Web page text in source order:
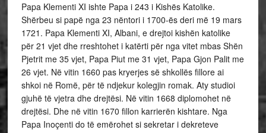
Papa Klementi XI ishte Papa i 243 i Kishës Katolike.
Shërbeu si papë nga 23 nëntori i 1700-ës deri më 19 mars
1721. Papa Klementi XI, Albani, e drejtoi kishën katolike
për 21 vjet dhe rreshtohet i katërti për nga vitet mbas Shën
Pjetrit me 35 vjet, Papa Piut me 31 vjet, Papa Gjon Palit me
26 vjet. Në vitin 1660 pas kryerjes së shkollës fillore ai
shkoi në Romë, për të ndjekur kolegjin romak. Aty studioi
gjuhë të vjetra dhe drejtësi. Në vitin 1668 diplomohet në
drejtësi. Dhe në vitin 1670 fillon karrierën kishtare. Nga
Papa Inoçenti do të emërohet si sekretar i dekreteve